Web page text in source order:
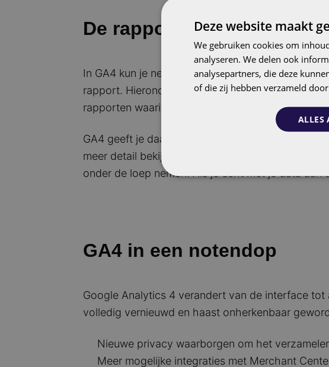
De rapporten van GA4
In GA4 kun je net als in GA3 een aantal
rapport. Hieronder staan overzichtsrapporten
rapporten waarin je zelf in kunt zoomen op 1 of 2
GA4 geeft je daarnaast de mogelijkheid om een
meer detail bekijken en bijvoorbeeld een trechter
onder de loep nemen. Als je echt met je data aan
GA4 in een notendop
Google Analytics 4 verandert van de interface
volledig vernieuwd en haast onherkenbaar
Nieuwe privacy waarborgen om het
Meer mogelijke integraties met Merchant
Deze website maakt
We gebruiken cookies om
analyseren. We delen ook
analysepartners, die deze
of die zij hebben verzameld
ALLES